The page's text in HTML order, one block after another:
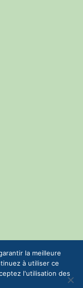
la meilleure
à utiliser ce
l'utilisation des